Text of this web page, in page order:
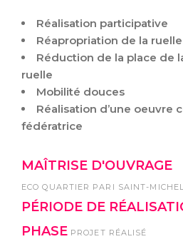
Réalisation participative
Réapropriation de la
Réduction de la place de
ruelle
Mobilité douces
Réalisation d’une oeuvre
fédératrice
MAÎTRISE D'OUVRAGE
ECO QUARTIER PARI SAINT-MICHEL
PÉRIODE DE
PHASE PROJET RÉALISÉ